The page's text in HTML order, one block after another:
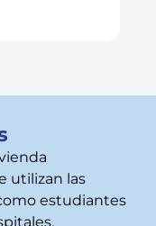
utilizan las
estudiantes